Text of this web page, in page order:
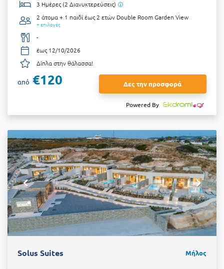
3 Ημέρες (2 Διανυκτερεύσεις)
2 άτομα + 1 παιδί έως 2 ετών Double Room Garden View
+ επιλογές
-
έως 12/10/2026
Δίπλα στην θάλασσα!
από €120 Δες την προσφορά
Powered By
Solus Suites Μήλος